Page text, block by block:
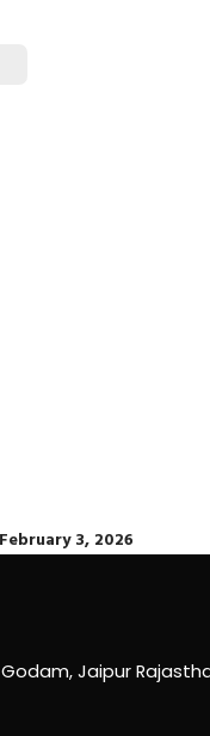
February 3, 2026
Jaipur